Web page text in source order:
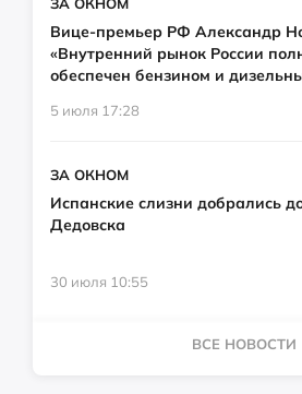
ЗА ОКНОМ
Вице-премьер РФ Александр
«Внутренний рынок России
обеспечен бензином и
5 июля 17:28
ЗА ОКНОМ
Испанские слизни добрались
Дедовска
30 июля 10:55
ВСЕ НОВОСТИ